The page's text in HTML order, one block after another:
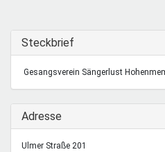
Schule & Beruf
Demokratie & Beteiligung
Ausblenden
Steckbrief
Gesangsverein Sängerlust
Ausblenden
Adresse
Ulmer Straße 201